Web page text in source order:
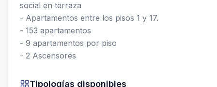
social en terraza
- Apartamentos entre los pisos 1 y 17.
- 153 apartamentos
- 9 apartamentos por piso
- 2 Ascensores
Tipologías disponibles